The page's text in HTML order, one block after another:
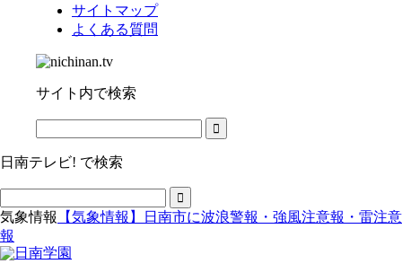
サイトマップ
よくある質問
サイト内で検索
日南テレビ! で検索
気象情報
【気象情報】日南市に波浪警報・強風注意報・雷注意
報